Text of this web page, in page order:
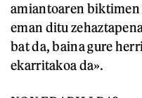
amiantoaren
eman ditu
bat da, baina gure
ekarritakoa da».